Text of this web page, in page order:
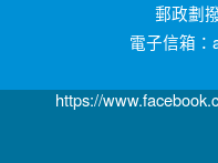
郵政劃
電子信箱：
https://